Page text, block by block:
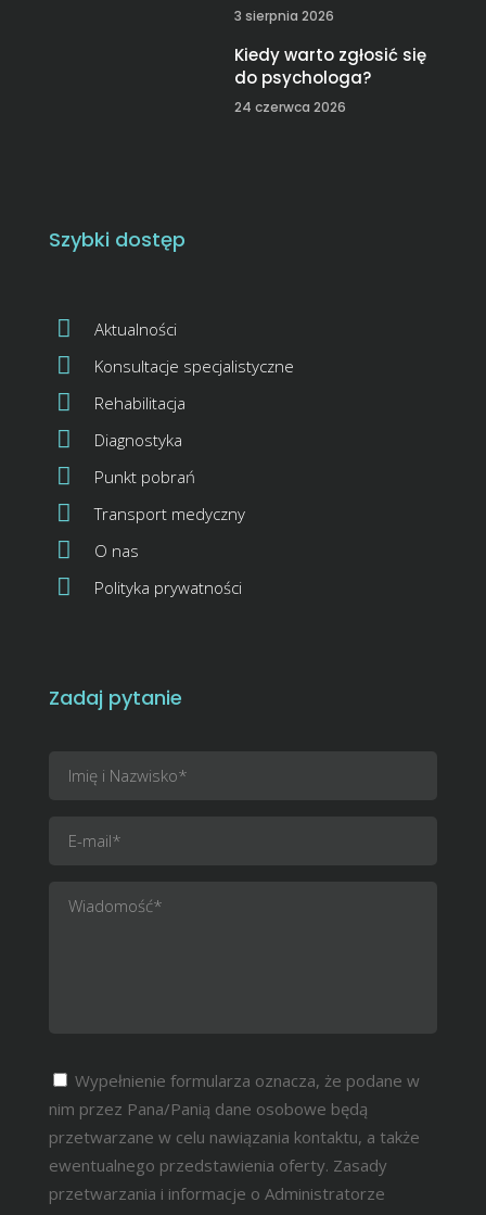
3 sierpnia 2026
Kiedy warto zgłosić się
do psychologa?
24 czerwca 2026
Szybki dostęp
Aktualności
Konsultacje specjalistyczne
Rehabilitacja
Diagnostyka
Punkt pobrań
Transport medyczny
O nas
Polityka prywatności
Zadaj pytanie
Wypełnienie formularza oznacza, że podane w
nim przez Pana/Panią dane osobowe będą
przetwarzane w celu nawiązania kontaktu, a także
ewentualnego przedstawienia oferty. Zasady
przetwarzania i informacje o Administratorze